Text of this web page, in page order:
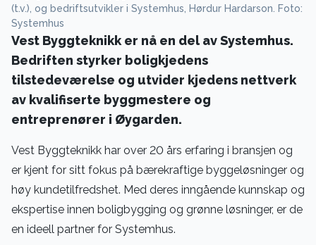
(t.v.), og bedriftsutvikler i Systemhus, Hørdur Hardarson. Foto:
Systemhus
Vest Byggteknikk er nå en del av Systemhus.
Bedriften styrker boligkjedens
tilstedeværelse og utvider kjedens nettverk
av kvalifiserte byggmestere og
entreprenører i Øygarden.
Vest Byggteknikk har over 20 års erfaring i bransjen og
er kjent for sitt fokus på bærekraftige byggeløsninger og
høy kundetilfredshet. Med deres inngående kunnskap og
ekspertise innen boligbygging og grønne løsninger, er de
en ideell partner for Systemhus.